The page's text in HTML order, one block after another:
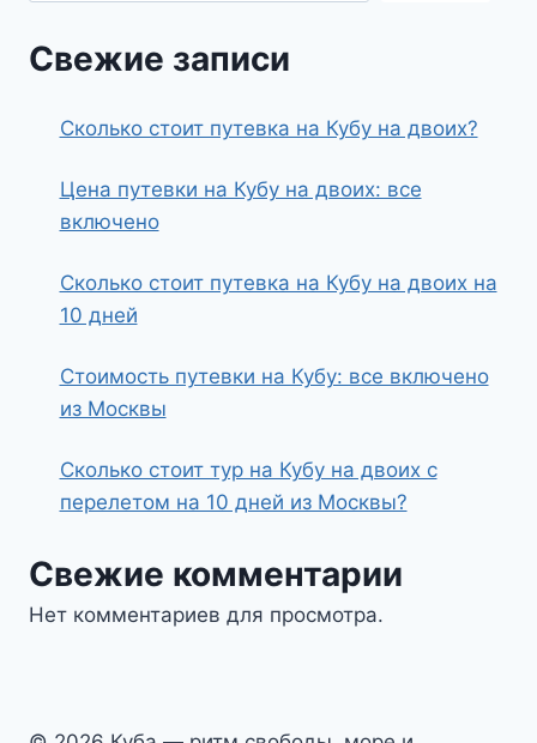
Свежие записи
Сколько стоит путевка на Кубу на двоих?
Цена путевки на Кубу на двоих: все
включено
Сколько стоит путевка на Кубу на двоих на
10 дней
Стоимость путевки на Кубу: все включено
из Москвы
Сколько стоит тур на Кубу на двоих с
перелетом на 10 дней из Москвы?
Свежие комментарии
Нет комментариев для просмотра.